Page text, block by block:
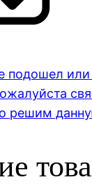
подошел
решим